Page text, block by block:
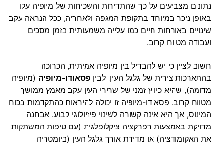
נתונים מצביעים על כך שהתדירות והשכיחות של מיופיה עלו
באופן ניכר במיוחד בתקופת המגפה ולאחריה, ככל הנראה עקב
שינויים באורחות חיים כמו עלייה משמעותית בזמן מסכים
ועבודה מטווח קרוב.
חשוב לציין כי יש להבדיל בין מיופיה אמיתית, הכרוכה
בהתארכות צירית של גלגל העין, לבין פסאודו-מיופיה (מיופיה
מדומה), שהיא כיווץ זמני של שרירי העין עקב מאמץ ממושך
מטווח קרוב. פסאודו-מיופיה זו יכולה להיראות כהתקדמות בכוח
המינוס, אך היא אינה קשורה לשינוי פיזיולוגי קבוע. אבחנה
מדויקת באמצעות רפרקציה ציקלופלגית (עם טיפות המשתקות
את האקומודציה) או מדידת אורך גלגל העין (ביומטריה